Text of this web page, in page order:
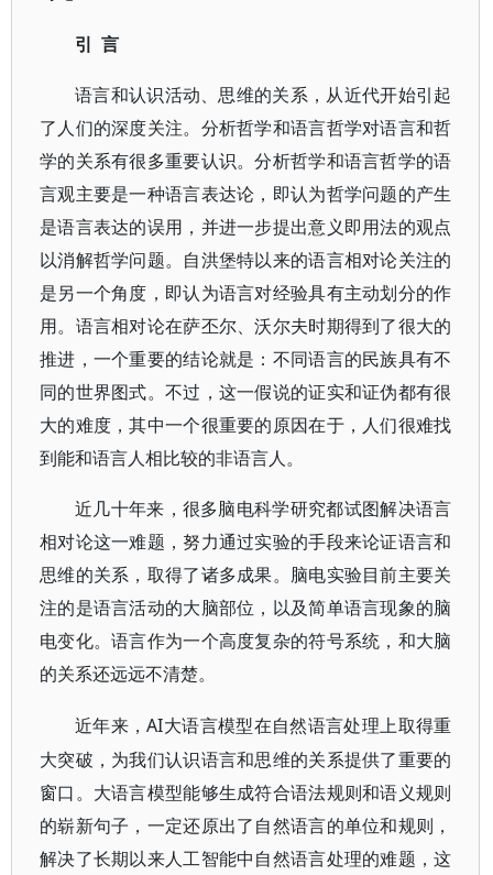
引 言
语言和认识活动、思维的关系，从近代开始引起
了人们的深度关注。分析哲学和语言哲学对语言和哲
学的关系有很多重要认识。分析哲学和语言哲学的语
言观主要是一种语言表达论，即认为哲学问题的产生
是语言表达的误用，并进一步提出意义即用法的观点
以消解哲学问题。自洪堡特以来的语言相对论关注的
是另一个角度，即认为语言对经验具有主动划分的作
用。语言相对论在萨丕尔、沃尔夫时期得到了很大的
推进，一个重要的结论就是：不同语言的民族具有不
同的世界图式。不过，这一假说的证实和证伪都有很
大的难度，其中一个很重要的原因在于，人们很难找
到能和语言人相比较的非语言人。
近几十年来，很多脑电科学研究都试图解决语言
相对论这一难题，努力通过实验的手段来论证语言和
思维的关系，取得了诸多成果。脑电实验目前主要关
注的是语言活动的大脑部位，以及简单语言现象的脑
电变化。语言作为一个高度复杂的符号系统，和大脑
的关系还远远不清楚。
近年来，AI大语言模型在自然语言处理上取得重
大突破，为我们认识语言和思维的关系提供了重要的
窗口。大语言模型能够生成符合语法规则和语义规则
的崭新句子，一定还原出了自然语言的单位和规则，
解决了长期以来人工智能中自然语言处理的难题，这